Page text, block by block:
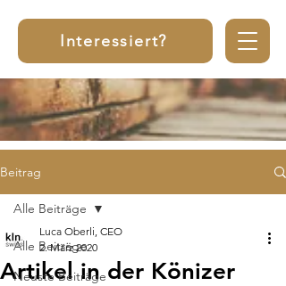
Interessiert?
Beitrag
Alle Beiträge
Neuste Beiträge
Alle Beiträge
Artikel in der Könizer
Luca Oberli, CEO
2. März 2020